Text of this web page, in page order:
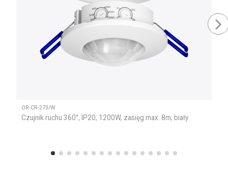
OR-CR-273/W
Czujnik ruchu 360°, IP20, 1200W, zasięg max. 8m, biały